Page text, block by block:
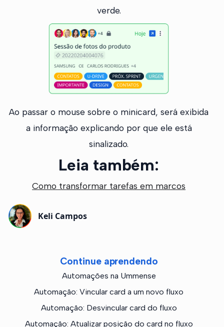
Continue aprendendo
Automações na Ummense
Automação: Vincular card a um novo fluxo
Automação: Desvincular card do fluxo
Automação: Atualizar posição do card no fluxo
verde.
Ao passar o mouse sobre o minicard, será exibida
a informação explicando por que ele está
sinalizado.
Leia também:
Como transformar tarefas em marcos
Keli Campos